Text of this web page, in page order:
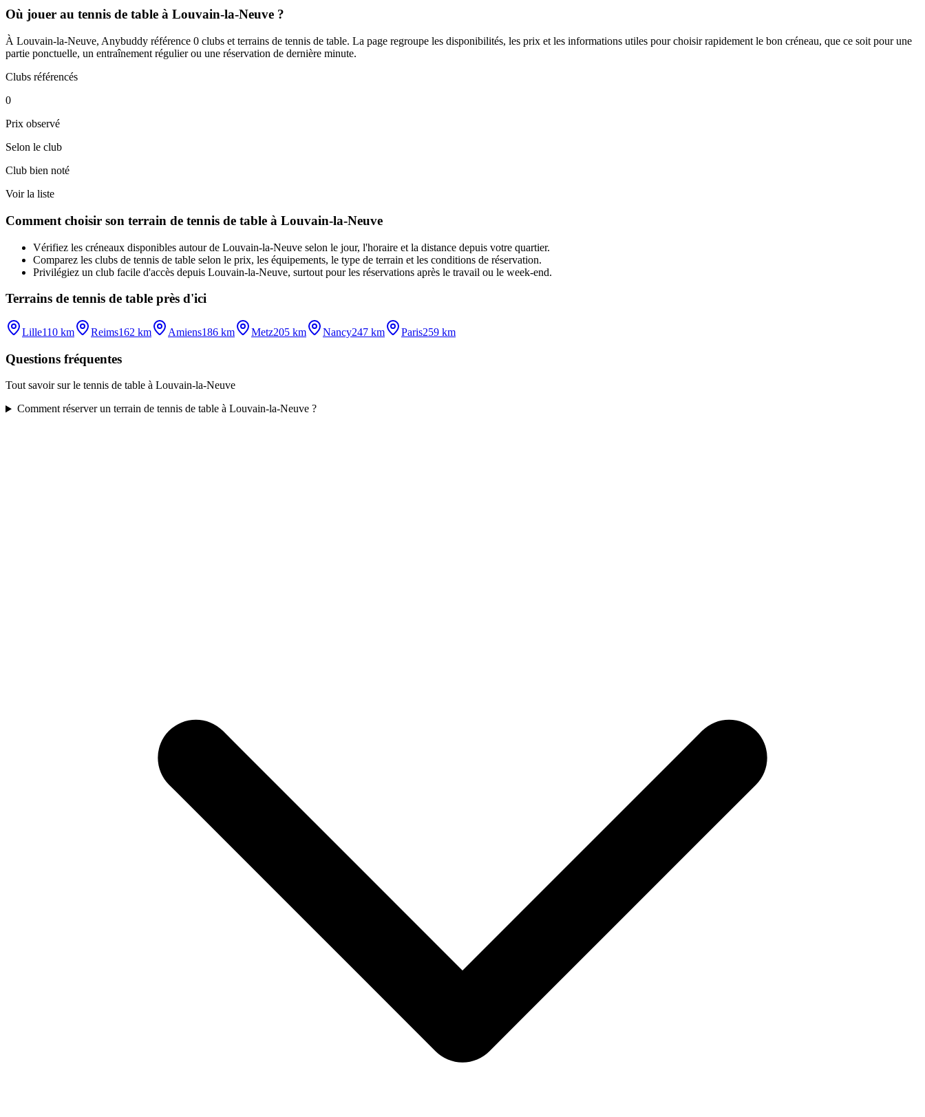
Où jouer au tennis de table à Louvain-la-Neuve ?
À Louvain-la-Neuve, Anybuddy référence 0 clubs et terrains de tennis de table. La page regroupe les disponibilités, les prix et les informations utiles pour choisir rapidement le bon créneau, que ce soit pour une
partie ponctuelle, un entraînement régulier ou une réservation de dernière minute.
Clubs référencés
0
Prix observé
Selon le club
Club bien noté
Voir la liste
Comment choisir son terrain de tennis de table à Louvain-la-Neuve
Vérifiez les créneaux disponibles autour de Louvain-la-Neuve selon le jour, l'horaire et la distance depuis votre quartier.
Comparez les clubs de tennis de table selon le prix, les équipements, le type de terrain et les conditions de réservation.
Privilégiez un club facile d'accès depuis Louvain-la-Neuve, surtout pour les réservations après le travail ou le week-end.
Terrains de tennis de table près d'ici
Lille110 km Reims162 km Amiens186 km Metz205 km Nancy247 km Paris259 km
Questions fréquentes
Tout savoir sur le tennis de table à Louvain-la-Neuve
Comment réserver un terrain de tennis de table à Louvain-la-Neuve ?